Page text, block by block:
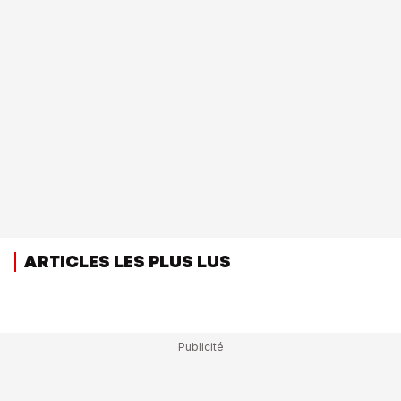
ARTICLES LES PLUS LUS